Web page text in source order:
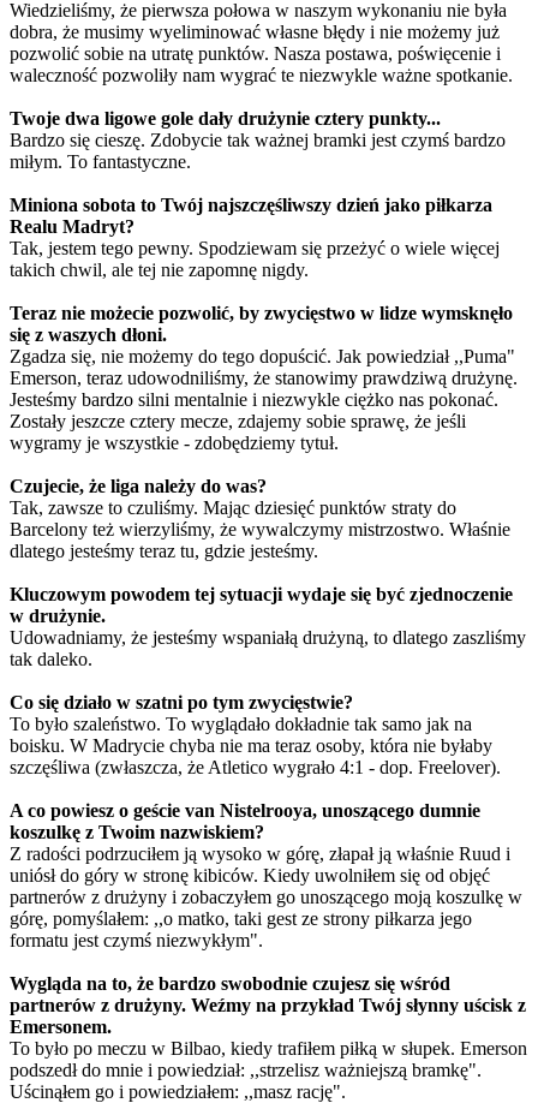
Wiedzieliśmy, że pierwsza połowa w naszym wykonaniu nie była
dobra, że musimy wyeliminować własne błędy i nie możemy już
pozwolić sobie na utratę punktów. Nasza postawa, poświęcenie i
waleczność pozwoliły nam wygrać te niezwykle ważne spotkanie.
Twoje dwa ligowe gole dały drużynie cztery punkty...
Bardzo się cieszę. Zdobycie tak ważnej bramki jest czymś bardzo
miłym. To fantastyczne.
Miniona sobota to Twój najszczęśliwszy dzień jako piłkarza
Realu Madryt?
Tak, jestem tego pewny. Spodziewam się przeżyć o wiele więcej
takich chwil, ale tej nie zapomnę nigdy.
Teraz nie możecie pozwolić, by zwycięstwo w lidze wymsknęło
się z waszych dłoni.
Zgadza się, nie możemy do tego dopuścić. Jak powiedział ,,Puma"
Emerson, teraz udowodniliśmy, że stanowimy prawdziwą drużynę.
Jesteśmy bardzo silni mentalnie i niezwykle ciężko nas pokonać.
Zostały jeszcze cztery mecze, zdajemy sobie sprawę, że jeśli
wygramy je wszystkie - zdobędziemy tytuł.
Czujecie, że liga należy do was?
Tak, zawsze to czuliśmy. Mając dziesięć punktów straty do
Barcelony też wierzyliśmy, że wywalczymy mistrzostwo. Właśnie
dlatego jesteśmy teraz tu, gdzie jesteśmy.
Kluczowym powodem tej sytuacji wydaje się być zjednoczenie
w drużynie.
Udowadniamy, że jesteśmy wspaniałą drużyną, to dlatego zaszliśmy
tak daleko.
Co się działo w szatni po tym zwycięstwie?
To było szaleństwo. To wyglądało dokładnie tak samo jak na
boisku. W Madrycie chyba nie ma teraz osoby, która nie byłaby
szczęśliwa (zwłaszcza, że Atletico wygrało 4:1 - dop. Freelover).
A co powiesz o geście van Nistelrooya, unoszącego dumnie
koszulkę z Twoim nazwiskiem?
Z radości podrzuciłem ją wysoko w górę, złapał ją właśnie Ruud i
uniósł do góry w stronę kibiców. Kiedy uwolniłem się od objęć
partnerów z drużyny i zobaczyłem go unoszącego moją koszulkę w
górę, pomyślałem: ,,o matko, taki gest ze strony piłkarza jego
formatu jest czymś niezwykłym".
Wygląda na to, że bardzo swobodnie czujesz się wśród
partnerów z drużyny. Weźmy na przykład Twój słynny uścisk z
Emersonem.
To było po meczu w Bilbao, kiedy trafiłem piłką w słupek. Emerson
podszedł do mnie i powiedział: ,,strzelisz ważniejszą bramkę".
Uścinąłem go i powiedziałem: ,,masz rację".